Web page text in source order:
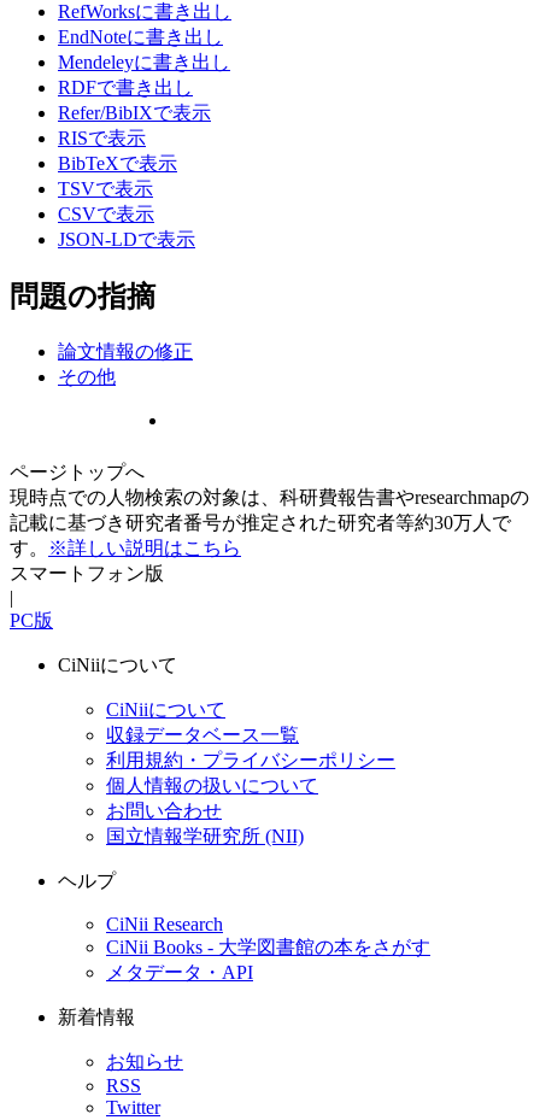
RefWorksに書き出し
EndNoteに書き出し
Mendeleyに書き出し
RDFで書き出し
Refer/BibIXで表示
RISで表示
BibTeXで表示
TSVで表示
CSVで表示
JSON-LDで表示
問題の指摘
論文情報の修正
その他
ページトップへ
現時点での人物検索の対象は、科研費報告書やresearchmapの
記載に基づき研究者番号が推定された研究者等約30万人で
す。
※詳しい説明はこちら
スマートフォン版
|
PC版
CiNiiについて
CiNiiについて
収録データベース一覧
利用規約・プライバシーポリシー
個人情報の扱いについて
お問い合わせ
国立情報学研究所 (NII)
ヘルプ
CiNii Research
CiNii Books - 大学図書館の本をさがす
メタデータ・API
新着情報
お知らせ
RSS
Twitter